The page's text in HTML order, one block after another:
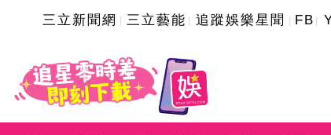
三立新聞網 三立藝能 追蹤娛樂星聞 FB